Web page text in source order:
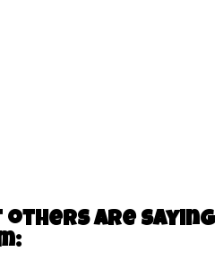
others are saying